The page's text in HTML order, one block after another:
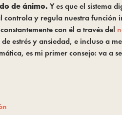
de ánimo. Y es que el sistema
controla y regula nuestra función
con él a través del
estrés y ansiedad, e incluso a
es mi primer consejo: va a